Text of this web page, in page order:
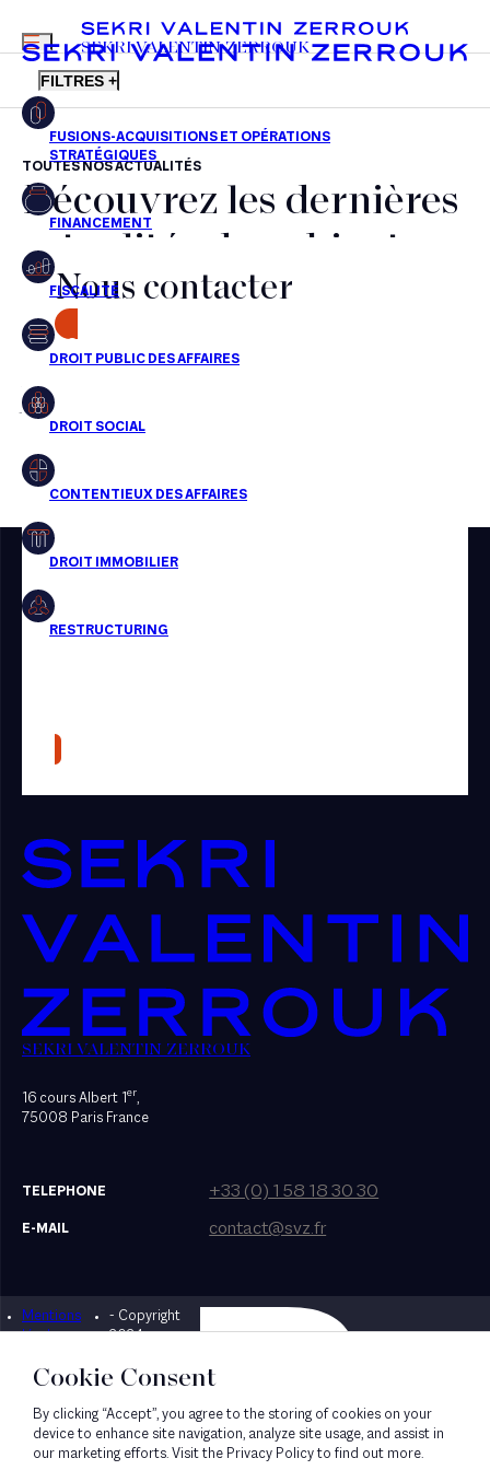
FR EN
MENU
SEKRI VALENTIN ZERROUK
FILTRES +
Fusions-acquisitions et opérations stratégiques
Financement
Fiscalité
Droit public des affaires
Droit social
Droit immobilier
Restructuring
Presse
TOUTES NOS ACTUALITÉS
Découvrez les dernières
actualités du cabinet,
nos récompenses et nos
transactions, jour après
jour
Aucun résultats pour cette recherche
Nous contacter
SEKRI VALENTIN ZERROUK
16 cours Albert 1er,
75008 Paris France
TELEPHONE +33 (0) 1 58 18 30 30
E-MAIL contact@svz.fr
Mentions
légales
- Copyright
2024
Designed by Bonhomme
Cookie Consent
By clicking “Accept”, you agree to the storing of cookies on your
device to enhance site navigation, analyze site usage, and assist in
our marketing efforts. Visit the Privacy Policy to find out more.